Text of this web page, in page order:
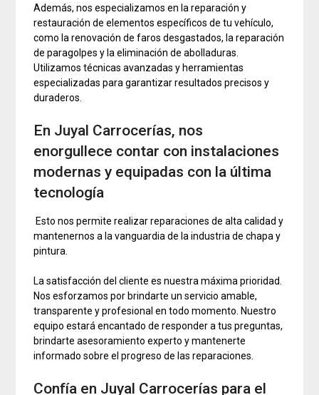
Además, nos especializamos en la reparación y
restauración de elementos específicos de tu vehículo,
como la renovación de faros desgastados, la reparación
de paragolpes y la eliminación de abolladuras.
Utilizamos técnicas avanzadas y herramientas
especializadas para garantizar resultados precisos y
duraderos.
En Juyal Carrocerías, nos
enorgullece contar con instalaciones
modernas y equipadas con la última
tecnología
Esto nos permite realizar reparaciones de alta calidad y
mantenernos a la vanguardia de la industria de chapa y
pintura.
La satisfacción del cliente es nuestra máxima prioridad.
Nos esforzamos por brindarte un servicio amable,
transparente y profesional en todo momento. Nuestro
equipo estará encantado de responder a tus preguntas,
brindarte asesoramiento experto y mantenerte
informado sobre el progreso de las reparaciones.
Confía en Juyal Carrocerías para el